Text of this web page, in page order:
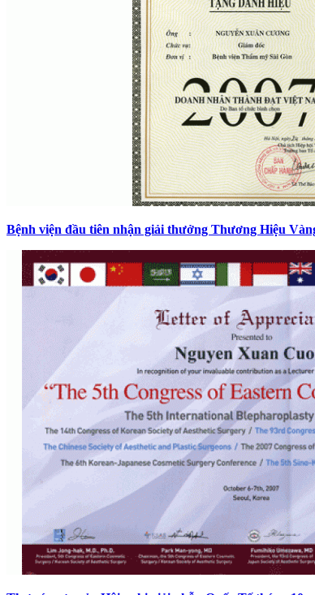
Bệnh viện đầu tiên nhận giải thưởng Thương Hiệu